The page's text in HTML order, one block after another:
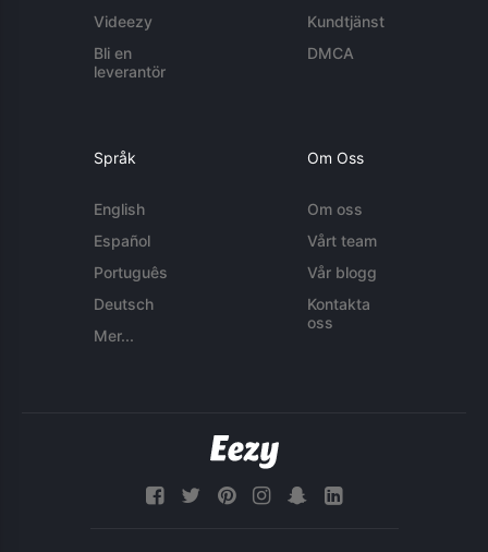
Videezy
Bli en
leverantör
Kundtjänst
DMCA
Språk
English
Español
Português
Deutsch
Mer...
Om Oss
Om oss
Vårt team
Vår blogg
Kontakta
oss